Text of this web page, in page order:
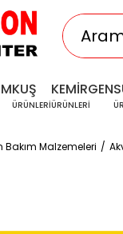
KUŞ
ÜRÜNLERİ
KEMİRGEN
ÜRÜNLERİ
Bakım Malzemeleri